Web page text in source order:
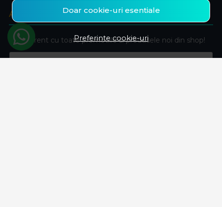
Doar cookie-uri esentiale
Preferinte cookie-uri
ABONEAZA-TE LA NEWSLETTER
Fii la curent cu toate promotiile si produsele noi din shop!